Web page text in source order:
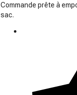
Commande prête à
sac.